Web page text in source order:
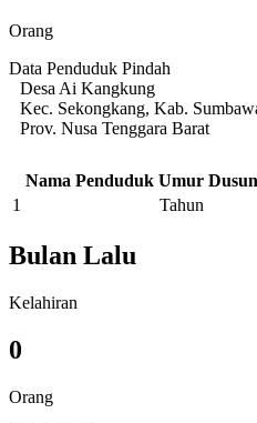
Orang
Data Penduduk Pindah
Desa Ai Kangkung
Kec. Sekongkang, Kab.
Prov. Nusa Tenggara Barat
Nama Penduduk Umur Dusun
1
Tahun
Bulan Lalu
Kelahiran
0
Orang